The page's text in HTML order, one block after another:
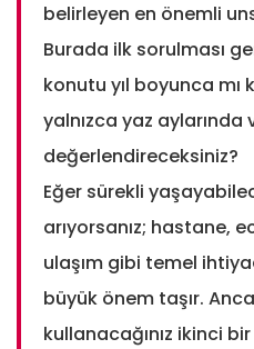
belirleyen en önemli
Burada ilk sorulması
konutu yıl boyunca mı
yalnızca yaz aylarında
değerlendireceksiniz?
Eğer sürekli
arıyorsanız; hastane,
ulaşım gibi temel
büyük önem taşır.
kullanacağınız ikinci